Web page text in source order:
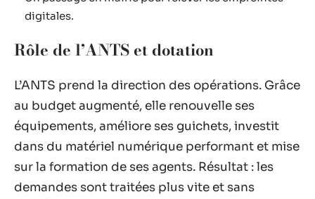
digitales.
Rôle de l’ANTS et dotation
L’ANTS prend la direction des opérations. Grâce
au budget augmenté, elle renouvelle ses
équipements, améliore ses guichets, investit
dans du matériel numérique performant et mise
sur la formation de ses agents. Résultat : les
demandes sont traitées plus vite et sans